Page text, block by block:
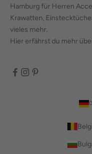
Hamburg für Herren
Krawatten,
vieles mehr.
Hier erfährst du mehr